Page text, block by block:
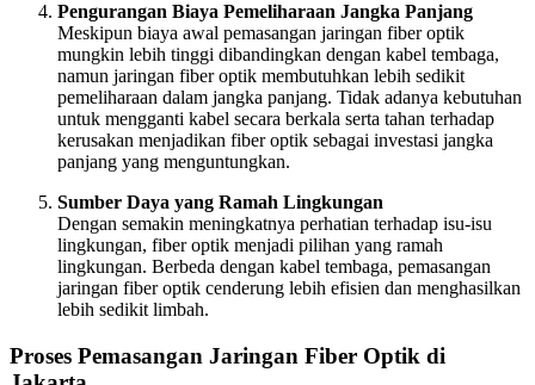
Pengurangan Biaya Pemeliharaan Jangka Panjang
Meskipun biaya awal pemasangan jaringan fiber optik
mungkin lebih tinggi dibandingkan dengan kabel tembaga,
namun jaringan fiber optik membutuhkan lebih sedikit
pemeliharaan dalam jangka panjang. Tidak adanya kebutuhan
untuk mengganti kabel secara berkala serta tahan terhadap
kerusakan menjadikan fiber optik sebagai investasi jangka
panjang yang menguntungkan.
Sumber Daya yang Ramah Lingkungan
Dengan semakin meningkatnya perhatian terhadap isu-isu
lingkungan, fiber optik menjadi pilihan yang ramah
lingkungan. Berbeda dengan kabel tembaga, pemasangan
jaringan fiber optik cenderung lebih efisien dan menghasilkan
lebih sedikit limbah.
Proses Pemasangan Jaringan Fiber Optik di